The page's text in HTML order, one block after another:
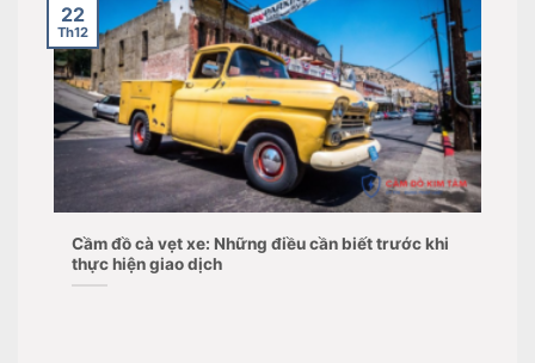
Cầm đồ cà vẹt xe: Những điều cần biết trước khi
thực hiện giao dịch
22
Th12